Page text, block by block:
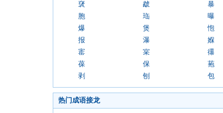
裦
虣
暴
胞
珤
曝
爆
煲
怉
报
瀑
媬
寚
宲
忁
葆
保
菢
剥
刨 包
热门成语接龙